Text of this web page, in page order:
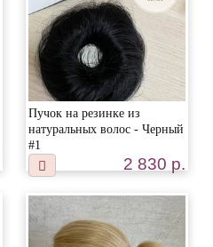
Пучок на резинке из
натуральных волос - Черный
#1
2 830 р.